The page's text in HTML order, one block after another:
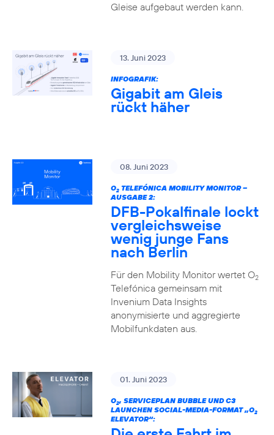
Gleise aufgebaut werden kann.
13. Juni 2023
INFOGRAFIK:
Gigabit am Gleis
rückt häher
08. Juni 2023
O2TELEFÓNICA MOBILITY MONITOR –
AUSGABE 2:
DFB-Pokalfinale lockt
vergleichsweise
wenig junge Fans
nach Berlin
Für den Mobility Monitor wertet O2
Telefónica gemeinsam mit
Invenium Data Insights
anonymisierte und aggregierte
Mobilfunkdaten aus.
01. Juni 2023
O2, SERVICEPLAN BUBBLE UND C3
LAUNCHEN SOCIAL-MEDIA-FORMAT „O2
ELEVATOR“: